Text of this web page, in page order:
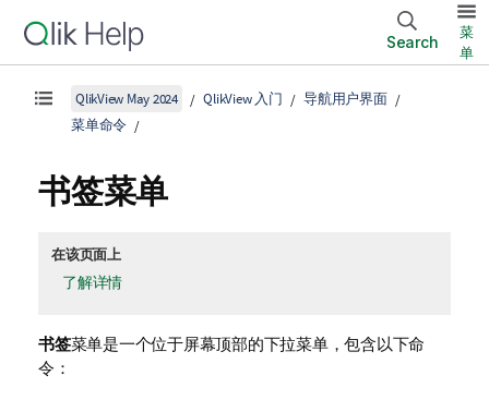
Search
菜
单
QlikView May 2024 QlikView 入门
导航用户界面
菜单命令
书签菜单
在该页面上
了解详情
书签菜单是一个位于屏幕顶部的下拉菜单，包含以下命
令：